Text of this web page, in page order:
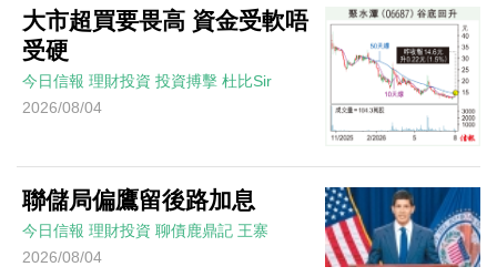
大市超買要畏高 資金受軟唔
受硬
今日信報 理財投資 投資搏擊 杜比Sir
2026/08/04
聯儲局偏鷹留後路加息
今日信報 理財投資 聊債鹿鼎記 王寨
2026/08/04